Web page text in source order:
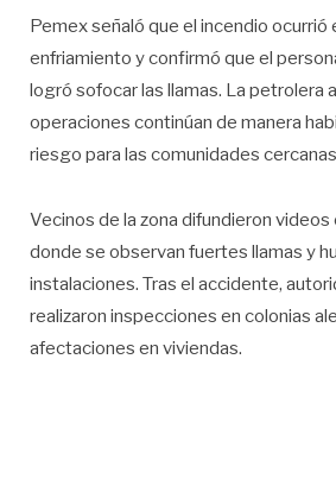
Pemex señaló que el incendio ocurrió
enfriamiento y confirmó que el
logró sofocar las llamas. La petrolera
operaciones continúan de manera
riesgo para las comunidades
Vecinos de la zona difundieron
donde se observan fuertes llamas y
instalaciones. Tras el accidente,
realizaron inspecciones en colonias
afectaciones en viviendas.